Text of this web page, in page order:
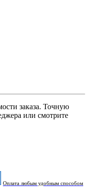
заказа. Точную
или смотрите
Оплата любым удобным способом